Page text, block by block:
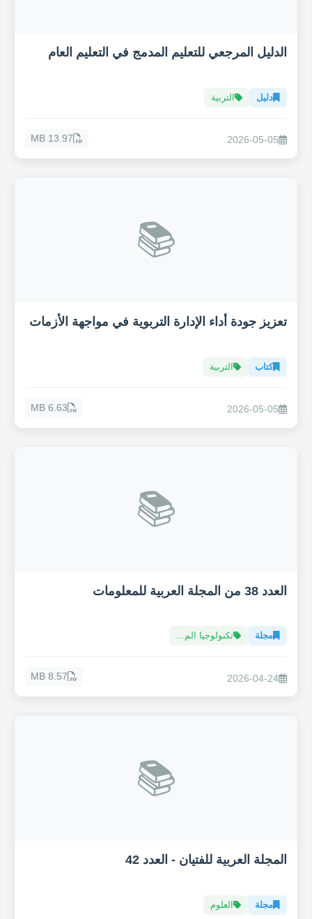
الدليل المرجعي للتعليم المدمج في التعليم العام
دليل التربية
2026-05-05
13.97 MB
📚
تعزيز جودة أداء الإدارة التربوية في مواجهة الأزمات
كتاب التربية
2026-05-05
6.63 MB
📚
العدد 38 من المجلة العربية للمعلومات
مجلة تكنولوجيا الم...
2026-04-24
8.57 MB
📚
المجلة العربية للفتيان - العدد 42
مجلة العلوم